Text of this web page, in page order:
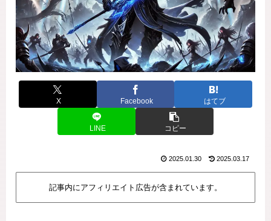
X Facebook はてブ
LINE コピー
2025.01.30 2025.03.17
記事内にアフィリエイト広告が含まれています。